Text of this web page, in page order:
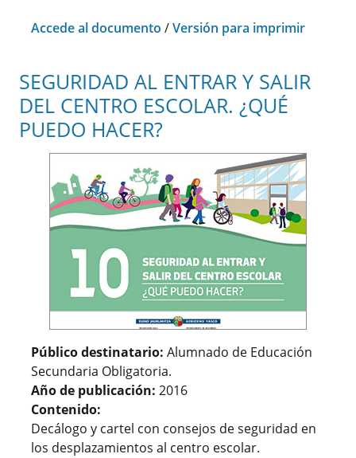
Accede al documento /Versión para imprimir
SEGURIDAD AL ENTRAR Y SALIR
DEL CENTRO ESCOLAR. ¿QUÉ
PUEDO HACER?
Público destinatario: Alumnado de Educación
Secundaria Obligatoria.
Año de publicación: 2016
Contenido:
Decálogo y cartel con consejos de seguridad en
los desplazamientos al centro escolar.